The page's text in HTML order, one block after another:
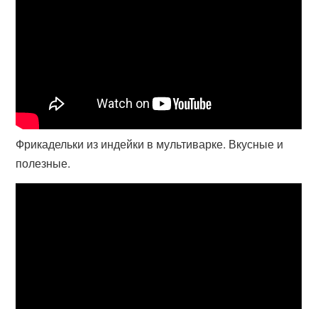
Фрикадельки из индейки в мультиварке. Вкусные и
полезные.